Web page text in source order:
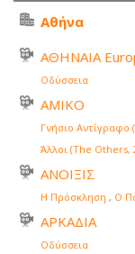
Αθήνα
ΑΘΗΝΑΙΑ
Οδύσσεια
ΑΜΙΚΟ
Γνήσιο
Άλλοι (The Others,
ΑΝΟΙΞΙΣ
Η Πρόσκληση , Ο
ΑΡΚΑΔΙΑ
Οδύσσεια